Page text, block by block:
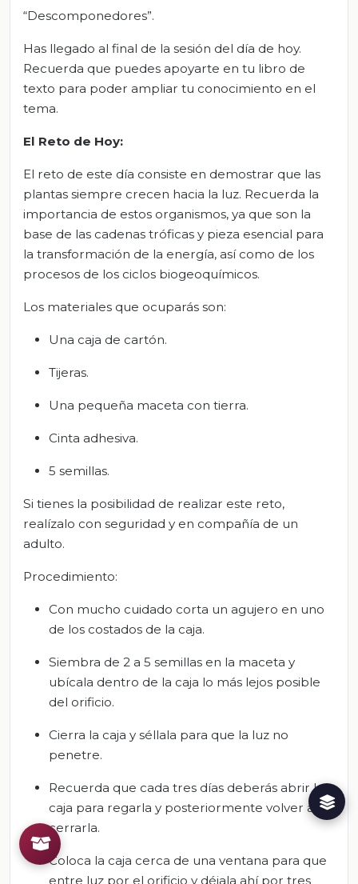
“Descomponedores”.
Has llegado al final de la sesión del día de hoy.
Recuerda que puedes apoyarte en tu libro de
texto para poder ampliar tu conocimiento en el
tema.
El Reto de Hoy:
El reto de este día consiste en demostrar que las
plantas siempre crecen hacia la luz. Recuerda la
importancia de estos organismos, ya que son la
base de las cadenas tróficas y pieza esencial para
la transformación de la energía, así como de los
procesos de los ciclos biogeoquímicos.
Los materiales que ocuparás son:
Una caja de cartón.
Tijeras.
Una pequeña maceta con tierra.
Cinta adhesiva.
5 semillas.
Si tienes la posibilidad de realizar este reto,
realízalo con seguridad y en compañía de un
adulto.
Procedimiento:
Con mucho cuidado corta un agujero en uno
de los costados de la caja.
Siembra de 2 a 5 semillas en la maceta y
ubícala dentro de la caja lo más lejos posible
del orificio.
Cierra la caja y séllala para que la luz no
penetre.
Recuerda que cada tres días deberás abrir la
caja para regarla y posteriormente volver a
cerrarla.
Coloca la caja cerca de una ventana para que
entre luz por el orificio y déjala ahí por tres